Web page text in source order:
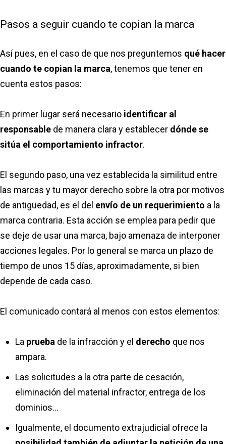
Pasos a seguir cuando te copian la marca
Así pues, en el caso de que nos preguntemos qué hacer
cuando te copian la marca, tenemos que tener en
cuenta estos pasos:
En primer lugar será necesario identificar al
responsable de manera clara y establecer dónde se
sitúa el comportamiento infractor.
El segundo paso, una vez establecida la similitud entre
las marcas y tu mayor derecho sobre la otra por motivos
de antigüedad, es el del envío de un requerimiento a la
marca contraria. Esta acción se emplea para pedir que
se deje de usar una marca, bajo amenaza de interponer
acciones legales. Por lo general se marca un plazo de
tiempo de unos 15 días, aproximadamente, si bien
depende de cada caso.
El comunicado contará al menos con estos elementos:
La prueba de la infracción y el derecho que nos
ampara.
Las solicitudes a la otra parte de cesación,
eliminación del material infractor, entrega de los
dominios…
Igualmente, el documento extrajudicial ofrece la